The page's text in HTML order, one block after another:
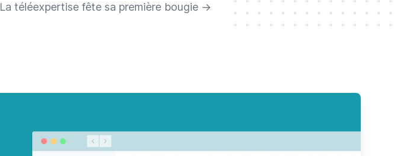
La téléexpertise fête sa première bougie →